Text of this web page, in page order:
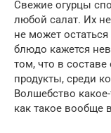
Свежие огурцы
любой салат. Их
не может
блюдо кажется
том, что в
продукты, среди
Волшебство
как такое вообще